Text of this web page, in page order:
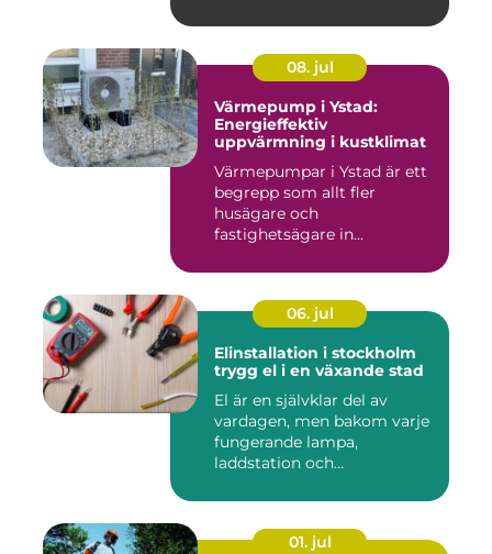
08. jul
Värmepump i Ystad:
Energieffektiv
uppvärmning i kustklimat
Värmepumpar i Ystad är ett
begrepp som allt fler
husägare och
fastighetsägare in...
06. jul
Elinstallation i stockholm
trygg el i en växande stad
El är en självklar del av
vardagen, men bakom varje
fungerande lampa,
laddstation och
01. jul